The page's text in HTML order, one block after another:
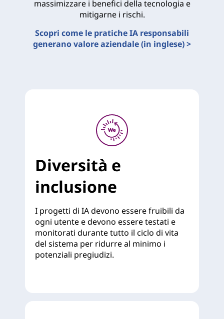
massimizzare i benefici della tecnologia e
mitigarne i rischi.
Scopri come le pratiche IA responsabili
generano valore aziendale (in inglese) >
Diversità e
inclusione
I progetti di IA devono essere fruibili da
ogni utente e devono essere testati e
monitorati durante tutto il ciclo di vita
del sistema per ridurre al minimo i
potenziali pregiudizi.